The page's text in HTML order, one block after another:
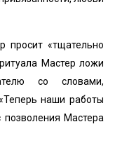
просит «тщательно
Мастер ложи
со словами,
наши работы
Мастера